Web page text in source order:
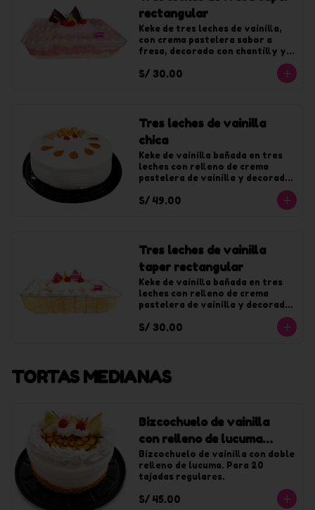
rectangular
Keke de tres leches de vainilla,
con crema pastelera sabor a
fresa, decorado con chantilly y
S/ 30.00
Tres leches de vainilla
chica
Keke de vainilla bañada en tres
leches con relleno de crema
pastelera de vainilla y decorado
con chantilly de vainilla. Para 10
tajadas
S/ 49.00
Tres leches de vainilla
taper rectangular
Keke de vainilla bañada en tres
leches con relleno de crema
pastelera de vainilla y decorado
S/ 30.00
TORTAS MEDIANAS
Bizcochuelo de vainilla
con relleno de lucuma
mediana
Bizcochuelo de vainilla con doble
relleno de lucuma. Para 20
tajadas regulares.
S/ 45.00